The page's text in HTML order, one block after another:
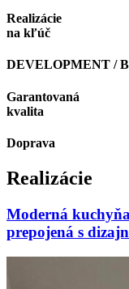
Realizácie
na kľúč
DEVELOPMENT /
Garantovaná
kvalita
Doprava
Realizácie
Moderná
prepojená s